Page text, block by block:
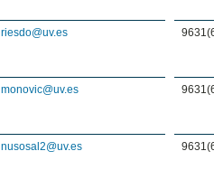
riesdo@uv.es
monovic@uv.es
nusosal2@uv.es